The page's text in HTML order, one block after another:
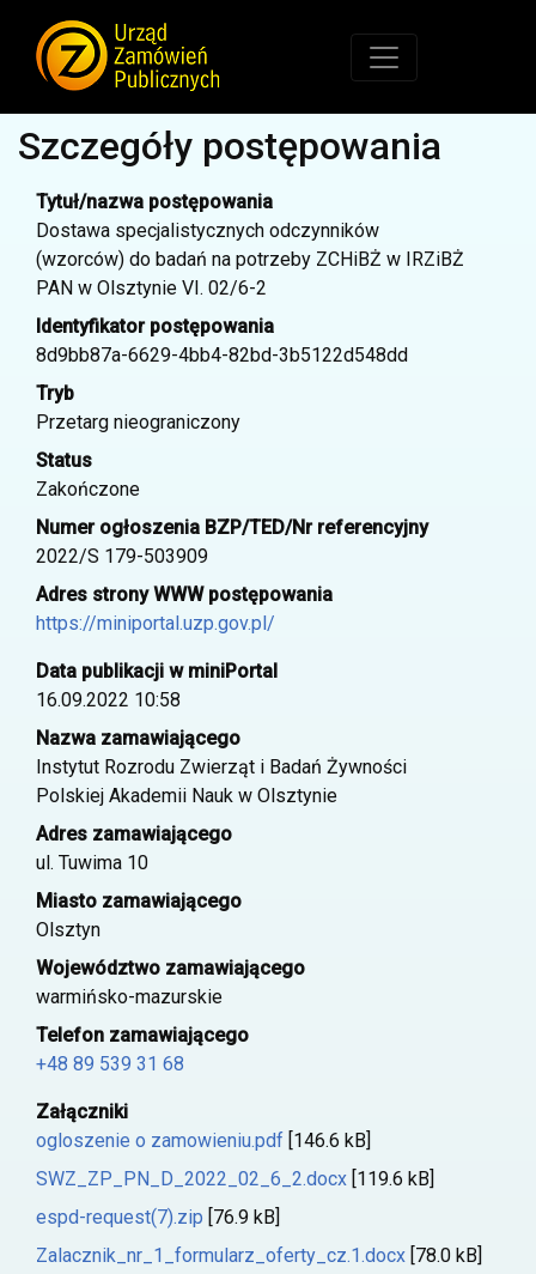
Szczegóły postępowania
Tytuł/nazwa postępowania
Dostawa specjalistycznych odczynników
(wzorców) do badań na potrzeby ZCHiBŻ w IRZiBŻ
PAN w Olsztynie VI. 02/6-2
Identyfikator postępowania
8d9bb87a-6629-4bb4-82bd-3b5122d548dd
Tryb
Przetarg nieograniczony
Status
Zakończone
Numer ogłoszenia BZP/TED/Nr referencyjny
2022/S 179-503909
Adres strony WWW postępowania
https://miniportal.uzp.gov.pl/
Data publikacji w miniPortal
16.09.2022 10:58
Nazwa zamawiającego
Instytut Rozrodu Zwierząt i Badań Żywności
Polskiej Akademii Nauk w Olsztynie
Adres zamawiającego
ul. Tuwima 10
Miasto zamawiającego
Olsztyn
Województwo zamawiającego
warmińsko-mazurskie
Telefon zamawiającego
+48 89 539 31 68
Załączniki
ogloszenie o zamowieniu.pdf [146.6 kB]
SWZ_ZP_PN_D_2022_02_6_2.docx [119.6 kB]
espd-request(7).zip [76.9 kB]
Zalacznik_nr_1_formularz_oferty_cz.1.docx [78.0 kB]